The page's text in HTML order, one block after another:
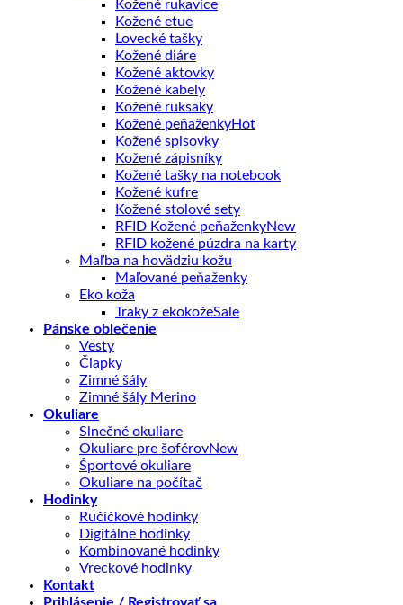
Kožené rukavice
Kožené etue
Lovecké tašky
Kožené diáre
Kožené aktovky
Kožené kabely
Kožené ruksaky
Kožené peňaženky
Kožené spisovky
Kožené zápisníky
Kožené tašky na notebook
Kožené kufre
Kožené stolové sety
RFID Kožené peňaženky
RFID kožené púzdra na karty
Maľba na hovädziu kožu
Maľované peňaženky
Eko koža
Traky z ekokože
Pánske oblečenie
Vesty
Čiapky
Zimné šály
Zimné šály Merino
Okuliare
Slnečné okuliare
Okuliare pre šoférov
Športové okuliare
Okuliare na počítač
Hodinky
Ručičkové hodinky
Digitálne hodinky
Kombinované hodinky
Vreckové hodinky
Kontakt
Prihlásenie / Registrovať sa